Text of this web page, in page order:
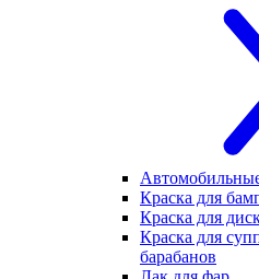
Краска для
Краска для
Краска для
барабанов